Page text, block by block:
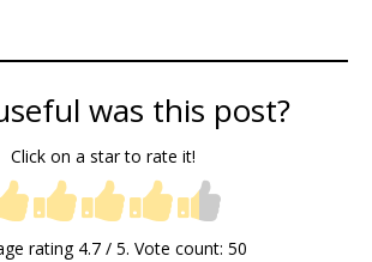
was this post?
Click on a star to rate it!
rating 4.7/ 5. Vote count: 50